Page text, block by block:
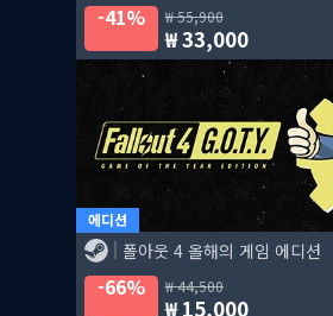
41% 55,900
33,000
에디션
폴아웃 4 올해의 게임 에디션
66% 44,500
15,000